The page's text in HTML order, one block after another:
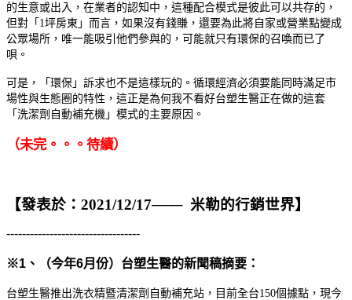
的生意或出入，在業者的認知中，這種配合模式是彼此可以共存的，
但對「1坪房東」而言，如果沒有錢賺，還要為此將自家或營業點變成
公眾場所，唯一能吸引他們參與的，可能就只有環保的召喚而已了
唄。
可是，「環保」訴求也不是這樣玩的。循環經濟必須要能同時滿足市
場性與生態圈的特性，這正是為何我不看好台塑生醫正在做的這套
「洗潔劑自動補充機」模式的主要原因。
（未完。。。待續）
【發表於： 2021/12/17─── 米勒的行銷世界】
----------------------------------
※1 、（今年6月份）台塑生醫的新聞稿摘要：
台塑生醫推出洗衣精暨清潔劑自動補充站，目前全台150個據點，現今